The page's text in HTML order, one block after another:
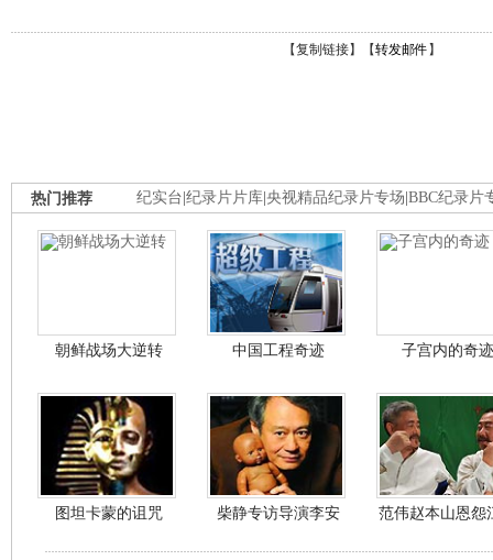
【复制链接】【转发邮件 】
纪实台 纪录片片库 央视精品纪录片专场 BBC纪录片
热门推荐
朝鲜战场大逆转 中国工程奇迹 子宫内的奇迹
图坦卡蒙的诅咒 柴静专访导演李安 范伟赵本山恩怨